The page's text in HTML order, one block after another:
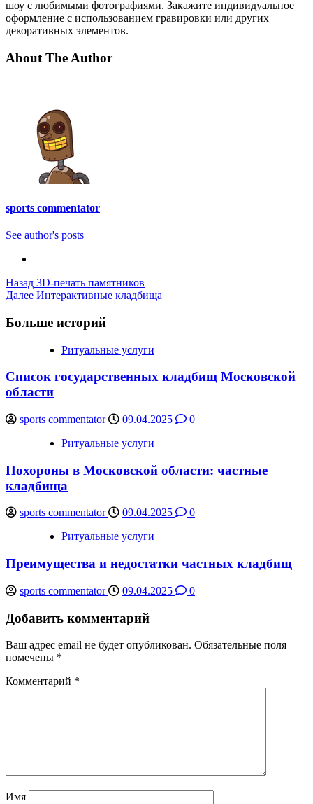
шоу с любимыми фотографиями. Закажите индивидуальное
оформление с использованием гравировки или других
декоративных элементов.
About The Author
sports commentator
See author's posts
Post
Navigation
Назад 3D-печать памятников
Далее Интерактивные кладбища
Больше историй
Ритуальные услуги
Список государственных кладбищ Московской
области
sports commentator 09.04.2025
0
Ритуальные услуги
Похороны в Московской области: частные
кладбища
sports commentator 09.04.2025
0
Ритуальные услуги
Преимущества и недостатки частных кладбищ
sports commentator 09.04.2025 0
Добавить комментарий
Ваш адрес email не будет опубликован. Обязательные поля
помечены *
Комментарий *
Имя